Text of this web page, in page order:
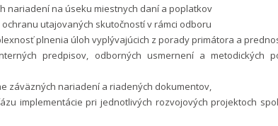
nariadení na úseku miestnych daní a poplatkov
utajovaných skutočností v rámci odboru
plnenia úloh vyplývajúcich z porady primátora a
predpisov, odborných usmernení a metodických
záväzných nariadení a riadených dokumentov,
implementácie pri jednotlivých rozvojových projektoch